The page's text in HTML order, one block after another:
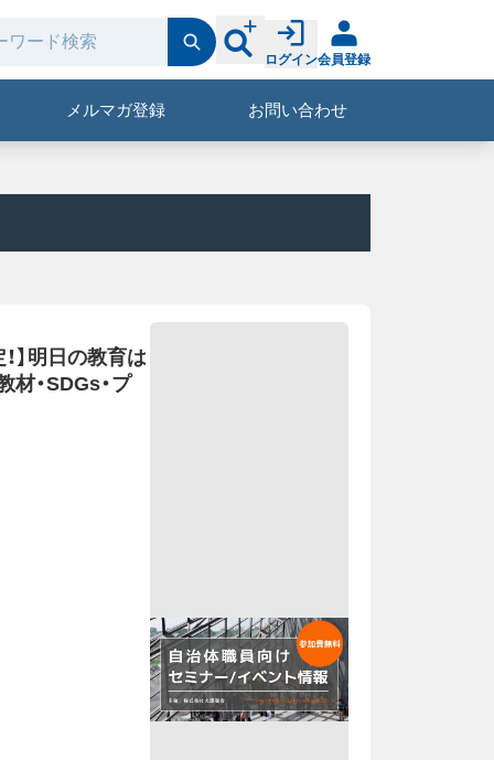
ログイン会員登録
メルマガ登録 お問い合わせ
】明日の教育は
・SDGs・プ